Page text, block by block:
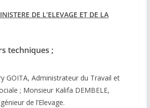
DE L’ELEVAGE ET DE LA
techniques ;
GOITA, Administrateur du Travail et
; Monsieur Kalifa DEMBELE,
de l’Elevage.